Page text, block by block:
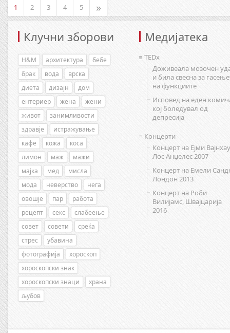
1 2 3 4 5 »
Клучни зборови
H&M архитектура
бебе
брак
вода
врска
диета
дизајн
дом
ентериер
жена
жени
живот
занимливости
здравје
истражување
кафе
кожа
коса
лимон
маж
мажи
мајка
мед
мисла
мода
неверство
нега
овошје
пар
работа
рецепт
секс
слабеење
совет
совети
среќа
стрес
убавина
фотографија
хороскоп
хороскопски знак
хороскопски знаци
храна
љубов
Медијатека
TEDx
Доживеала мозочен
и била свесна за
на функциите
Исповед на еден
кој боледувал од
депресија
Концерти
Концерт на Ејми
Лос Анџелес 2007
Концерт на Емели
Лондон 2013
Концерт на Роби
Вилијамс, Швајцарија
2016